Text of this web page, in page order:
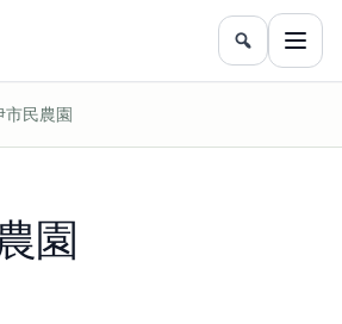
農園をフ
メニ
市民農園
園